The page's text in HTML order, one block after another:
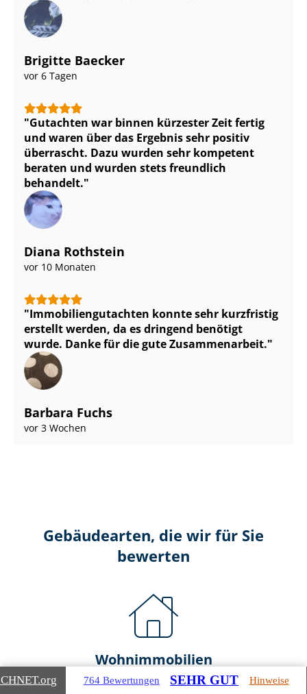
Brigitte Baecker
vor 6 Tagen
Gutachten war binnen kürzester Zeit fertig
und waren über das Ergebnis sehr positiv
überrascht. Dazu wurden sehr kompetent
beraten und wurden stets freundlich
behandelt.
Diana Rothstein
vor 10 Monaten
Im­mo­bi­li­en­gut­ach­ten konnte sehr kurzfristig
erstellt werden, da es dringend benötigt
wurde. Danke für die gute Zusammenarbeit.
Barbara Fuchs
vor 3 Wochen
Gebäudearten, die wir für Sie
bewerten
Wohnimmobilien
.org 764 Bewertungen SEHR GUT Hinweise